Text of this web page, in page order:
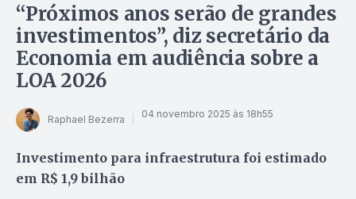
“Próximos anos serão de grandes
investimentos”, diz secretário da
Economia em audiência sobre a
LOA 2026
Raphael Bezerra 04 novembro 2025 às 18h55
Investimento para infraestrutura foi estimado
em R$ 1,9 bilhão